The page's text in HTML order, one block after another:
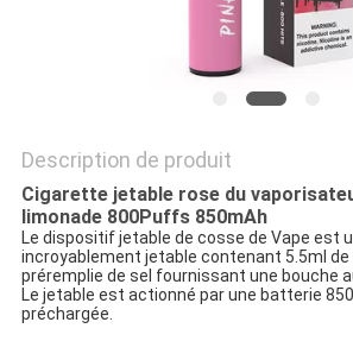
Description de produit
Cigarette jetable rose du
limonade 800Puffs 850mAh
Le dispositif jetable de cosse de Vape est
incroyablement jetable contenant 5.5ml de
préremplie de sel fournissant une bouche
Le jetable est actionné par une batterie
préchargée.